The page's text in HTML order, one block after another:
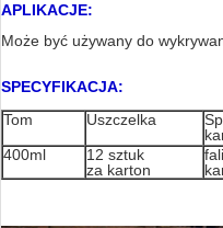
APLIKACJE:
Może być używany do
SPECYFIKACJA:
Tom
Uszczelka
400ml
12 sztuk
za karton